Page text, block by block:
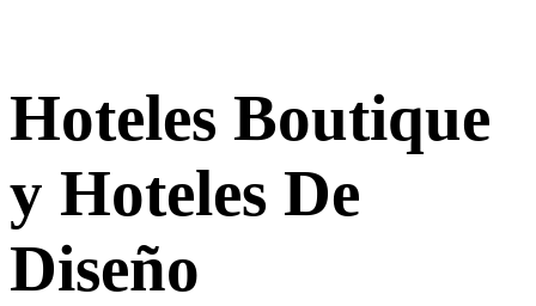
Hoteles Boutique
y Hoteles De
Diseño